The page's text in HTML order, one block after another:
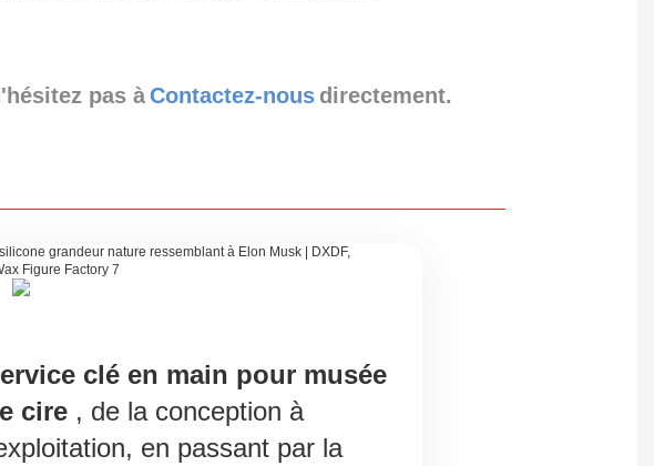
pas àContactez-nous directement.
clé en main pour musée
cire, de la conception à
en passant par la